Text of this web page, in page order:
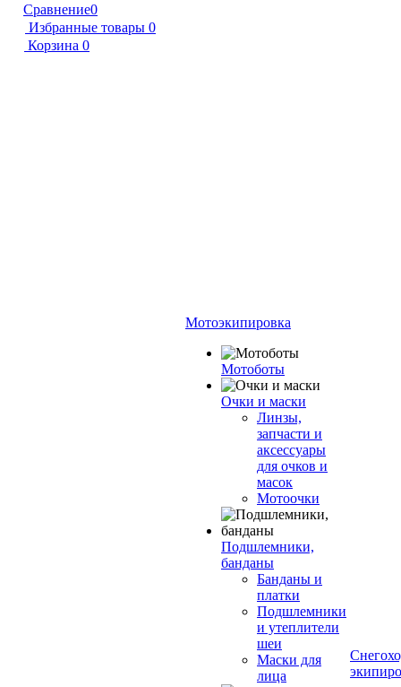
Сравнение0
Избранные товары 0
Корзина 0
Мотоэкипировка
Мотоботы
Очки и маски
Линзы,
запчасти и
аксессуары
для очков и
масок
Мотоочки
Подшлемники,
банданы
Банданы и
платки
Подшлемники
и утеплители
шеи
Маски для
лица